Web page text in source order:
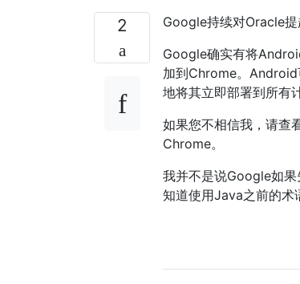
2
Google持续对Oracle提
Google确实有将
加到Chrome。Android
地将其立即部署到所有
如果您不相信我，请查
Chrome。
我并不是说Google如
知道使用Java之前的术